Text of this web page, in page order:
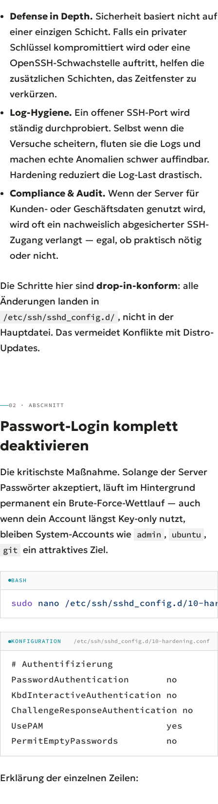
Defense in Depth. Sicherheit basiert nicht auf
einer einzigen Schicht. Falls ein privater
Schlüssel kompromittiert wird oder eine
OpenSSH-Schwachstelle auftritt, helfen die
zusätzlichen Schichten, das Zeitfenster zu
verkürzen.
Log-Hygiene. Ein offener SSH-Port wird
ständig durchprobiert. Selbst wenn die
Versuche scheitern, fluten sie die Logs und
machen echte Anomalien schwer auffindbar.
Hardening reduziert die Log-Last drastisch.
Compliance & Audit. Wenn der Server für
Kunden- oder Geschäftsdaten genutzt wird,
wird oft ein nachweislich abgesicherter SSH-
Zugang verlangt — egal, ob praktisch nötig
oder nicht.
Die Schritte hier sind drop-in-konform: alle
Änderungen landen in
/etc/ssh/sshd_config.d/ , nicht in der
Hauptdatei. Das vermeidet Konflikte mit Distro-
Updates.
02 · ABSCHNITT
Passwort-Login komplett
deaktivieren
Die kritischste Maßnahme. Solange der Server
Passwörter akzeptiert, läuft im Hintergrund
permanent ein Brute-Force-Wettlauf — auch
wenn dein Account längst Key-only nutzt,
bleiben System-Accounts wie admin , ubuntu ,
git ein attraktives Ziel.
BASH
sudo nano /etc/ssh/sshd_config.d/10-
KONFIGURATION /etc/ssh/sshd_config.d/10-hardening.conf
# Authentifizierung
PasswordAuthentication       no
KbdInteractiveAuthentication no
ChallengeResponseAuthentication no
UsePAM                       yes
PermitEmptyPasswords         no
Erklärung der einzelnen Zeilen: